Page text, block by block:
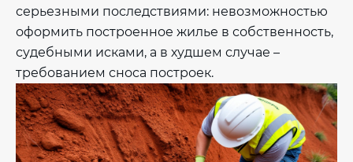
серьезными последствиями: невозможностью
оформить построенное жилье в собственность,
судебными исками, а в худшем случае –
требованием сноса построек.